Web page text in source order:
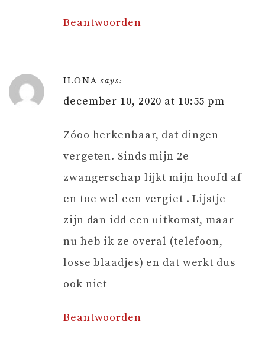
Beantwoorden
ILONA says:
december 10, 2020 at 10:55 pm
Zóoo herkenbaar, dat dingen
vergeten. Sinds mijn 2e
zwangerschap lijkt mijn hoofd af
en toe wel een vergiet . Lijstje
zijn dan idd een uitkomst, maar
nu heb ik ze overal (telefoon,
losse blaadjes) en dat werkt dus
ook niet
Beantwoorden